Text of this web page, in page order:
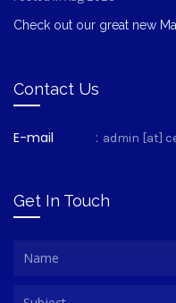
Check out our great new
Contact Us
E-mail : admin [at]
Get In Touch